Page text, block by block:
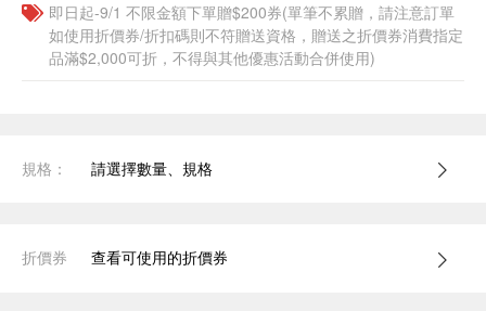
即日起-9/1 不限金額下單贈$200券(單筆不累贈，請注意訂單
如使用折價券/折扣碼則不符贈送資格，贈送之折價券消費指定
品滿$2,000可折，不得與其他優惠活動合併使用)
規格： 請選擇數量、規格
折價券 查看可使用的折價券